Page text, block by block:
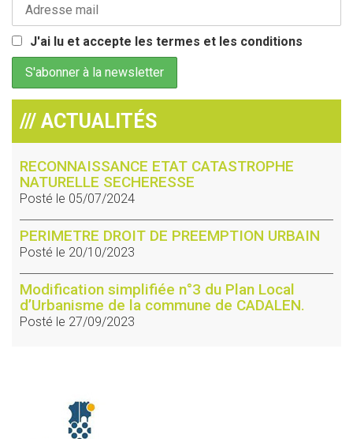
J'ai lu et accepte les termes et les conditions
/// ACTUALITÉS
RECONNAISSANCE ETAT CATASTROPHE
NATURELLE SECHERESSE
Posté le 05/07/2024
PERIMETRE DROIT DE PREEMPTION URBAIN
Posté le 20/10/2023
Modification simplifiée n°3 du Plan Local
d’Urbanisme de la commune de CADALEN.
Posté le 27/09/2023